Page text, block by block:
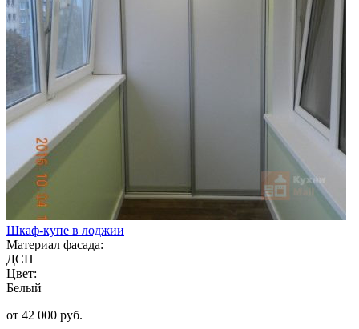
Шкаф-купе в лоджии
Материал фасада:
ДСП
Цвет:
Белый
от 42 000 руб.